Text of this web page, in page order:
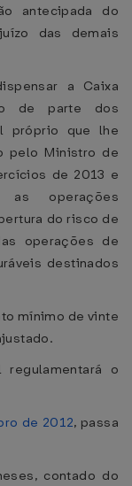
antecipada do
das demais
a Caixa
de parte dos
próprio que lhe
pelo Ministro de
de 2013 e
as operações
do risco de
operações de
destinados
mínimo de vinte
regulamentará o
de 2012, passa
contado do